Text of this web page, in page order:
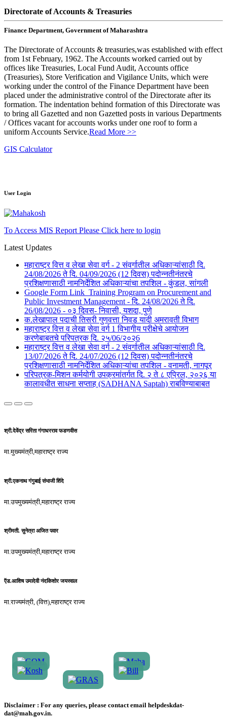
Directorate of Accounts & Treasuries
Finance Department, Government of Maharashtra
The Directorate of Accounts & treasuries,was established with effect
from 1st February, 1962. The Accounts worked carried out by
offices like Treasuries, Local Fund Audit, Accounts office
(Treasuries), Store Verification and Vigilance Units, which were
working under the control of the Finance Department have been
placed under the administrative control of the Directorate after its
formation. The indentation behind formation of this Directorate was
to bring all Gazetted and non Gazetted posts in various Departments
/ Offices vacant for accounts works under one roof to form a
uniform Accounts Service.Read More >>
GIS Calculator
User Login
To Access MIS Report Please Click here to login
Latest Updates
महाराष्ट्र वित्त व लेखा सेवा वर्ग - 2 संवर्गातील अधिकाऱ्यांसाठी दि.
24/08/2026 ते दि. 04/09/2026 (12 दिवस) पदोन्नतीनंतरचे
प्रशिक्षणासाठी नामनिर्देशित अधिकाऱ्यांचा तपशिल - कुंडल, सांगली​​
Google Form Link_Training Program on Procurement and
Public Investment Management - दि. 24/08/2026 ते दि.
26/08/2026 - ०३ दिवस- निवासी, यशदा, पुणे​
क.लेखापाल पदाची तिसरी गुणवत्ता निवड यादी अमरावती विभाग
महाराष्ट्र वित्त व लेखा सेवा वर्ग 1 विभागीय परीक्षेचे आयोजन
करणेबाबतचे परिपत्रक दि. २५/06/२०२6
महाराष्ट्र वित्त व लेखा सेवा वर्ग - 2 संवर्गातील अधिकाऱ्यांसाठी दि.
13/07/2026 ते दि. 24/07/2026 (12 दिवस) पदोन्नतीनंतरचे
प्रशिक्षणासाठी नामनिर्देशित अधिकाऱ्यांचा तपशिल - वनामती, नागपूर
परिपत्रक-मिशन कर्मयोगी उपक्रमांतर्गत दि. २ ते ८ एप्रिल, २०२६ या
कालावधीत साधना सप्ताह (SADHANA Saptah) राबविण्याबाबत
श्री.देवेंद्र सरिता गंगाधरराव फडणवीस
मा.मुख्यमंत्री,महाराष्ट्र राज्य
श्री.एकनाथ गंगुबाई संभाजी शिंदे
मा.उपमुख्यमंत्री,महाराष्ट्र राज्य
श्रीमती. सुनेत्रा अजित पवार
मा.उपमुख्यमंत्री,महाराष्ट्र राज्य
ऍड.आशिष उमादेवी नंदकिशोर जयस्वाल
मा.राज्यमंत्री, (वित्त),महाराष्ट्र राज्य
Disclaimer : For any queries, please contact email helpdeskdat-
dat@mah.gov.in.